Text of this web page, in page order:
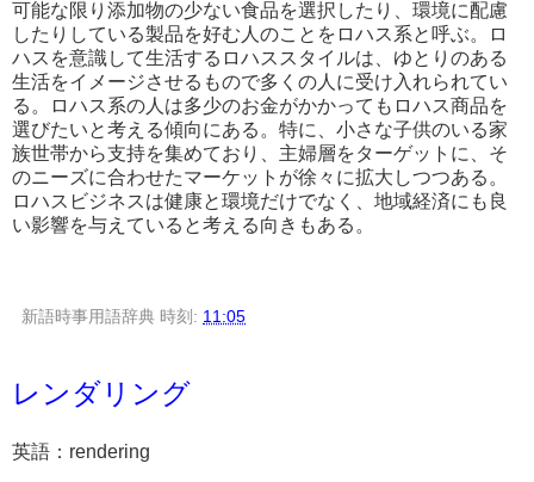
可能な限り添加物の少ない食品を選択したり、環境に配慮
したりしている製品を好む人のことをロハス系と呼ぶ。ロ
ハスを意識して生活するロハススタイルは、ゆとりのある
生活をイメージさせるもので多くの人に受け入れられてい
る。ロハス系の人は多少のお金がかかってもロハス商品を
選びたいと考える傾向にある。特に、小さな子供のいる家
族世帯から支持を集めており、主婦層をターゲットに、そ
のニーズに合わせたマーケットが徐々に拡大しつつある。
ロハスビジネスは健康と環境だけでなく、地域経済にも良
い影響を与えていると考える向きもある。
新語時事用語辞典 時刻: 11:05
レンダリング
英語：rendering